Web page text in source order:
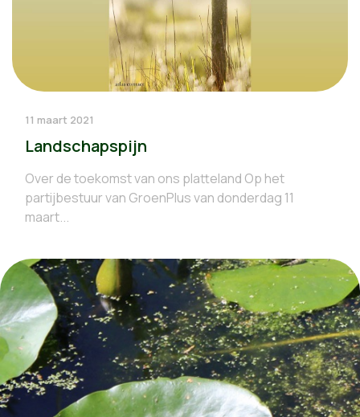
11 maart 2021
Landschapspijn
Over de toekomst van ons platteland Op het
partijbestuur van GroenPlus van donderdag 11
maart...